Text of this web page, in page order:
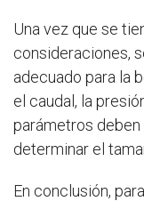
Una vez que se
consideraciones,
adecuado para la
el caudal, la
parámetros
determinar el
En conclusión,